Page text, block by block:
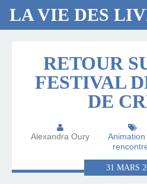
LA VIE DES
RETOUR
FESTIVAL
DE
Alexandra Oury
Animation
31MARS